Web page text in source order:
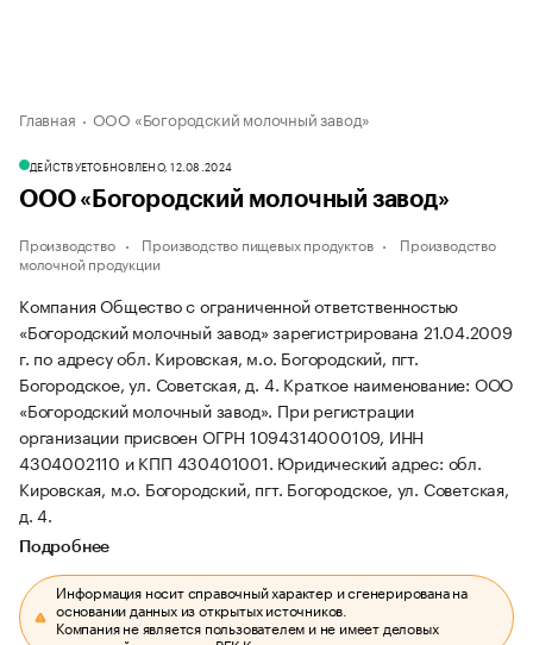
Главная ООО «Богородский молочный завод»
ДЕЙСТВУЕТОБНОВЛЕНО, 12.08.2024
ООО «Богородский молочный завод»
Производство Производство пищевых продуктов
Производство
молочной продукции
Компания Общество с ограниченной ответственностью
«Богородский молочный завод» зарегистрирована 21.04.2009
г. по адресу обл. Кировская, м.о. Богородский, пгт.
Богородское, ул. Советская, д. 4. Краткое наименование: ООО
«Богородский молочный завод». При регистрации
организации присвоен ОГРН 1094314000109, ИНН
4304002110 и КПП 430401001. Юридический адрес: обл.
Кировская, м.о. Богородский, пгт. Богородское, ул. Советская,
д. 4.
Подробнее
Информация носит справочный характер и сгенерирована на
основании данных из открытых источников.
Компания не является пользователем и не имеет деловых